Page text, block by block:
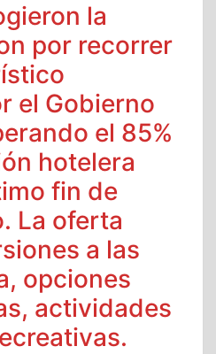
la
por recorrer
el Gobierno
el 85%
hotelera
fin de
La oferta
a las
opciones
actividades